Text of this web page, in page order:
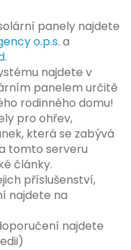
panely najdete
o.p.s. a
.
najdete v
panelem určitě
rodinného domu!
pro ohřev,
která se zabývá
tomto serveru
články.
příslušenství,
najdete na
najdete